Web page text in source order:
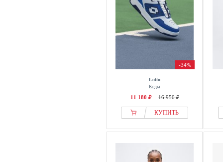
-34%
Lotto
Кеды
11 180 ₽ 16 950 ₽
КУПИТЬ